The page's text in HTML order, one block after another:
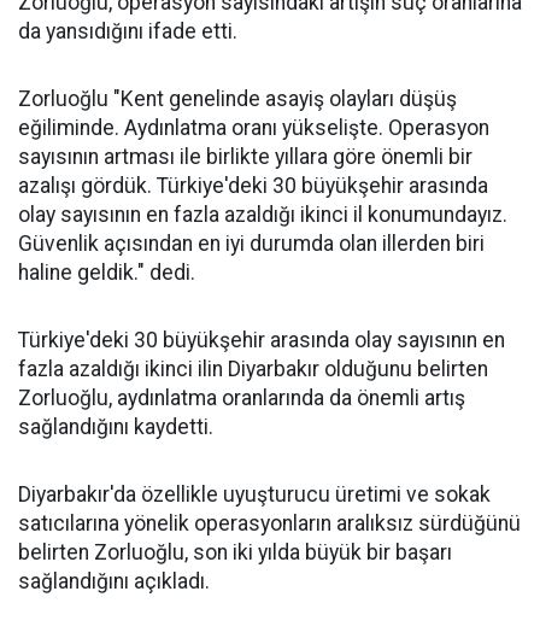
da yansıdığını ifade etti.
Zorluoğlu "Kent genelinde asayiş olayları düşüş
eğiliminde. Aydınlatma oranı yükselişte. Operasyon
sayısının artması ile birlikte yıllara göre önemli bir
azalışı gördük. Türkiye'deki 30 büyükşehir arasında
olay sayısının en fazla azaldığı ikinci il konumundayız.
Güvenlik açısından en iyi durumda olan illerden biri
haline geldik." dedi.
Türkiye'deki 30 büyükşehir arasında olay sayısının en
fazla azaldığı ikinci ilin Diyarbakır olduğunu belirten
Zorluoğlu, aydınlatma oranlarında da önemli artış
sağlandığını kaydetti.
Diyarbakır'da özellikle uyuşturucu üretimi ve sokak
satıcılarına yönelik operasyonların aralıksız sürdüğünü
belirten Zorluoğlu, son iki yılda büyük bir başarı
sağlandığını açıkladı.